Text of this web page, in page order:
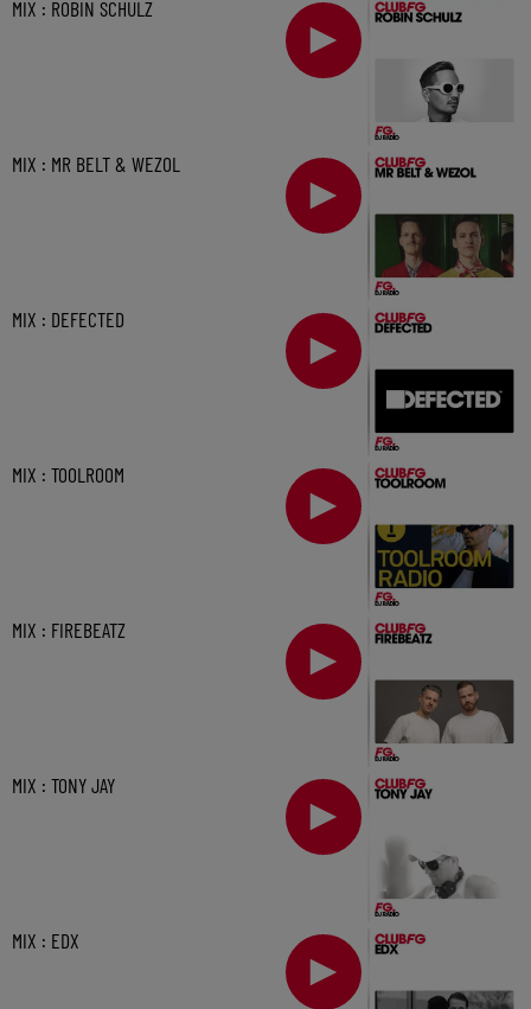
MIX : ROBIN SCHULZ
MIX : MR BELT & WEZOL
MIX : DEFECTED
MIX : TOOLROOM
MIX : FIREBEATZ
MIX : TONY JAY
MIX : EDX